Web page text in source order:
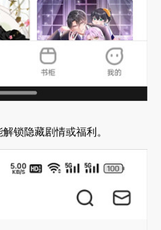
锁隐藏剧情或福利。